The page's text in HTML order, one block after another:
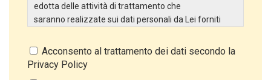
edotta delle attività di trattamento che
saranno realizzate sui dati personali da Lei forniti
particolare:
Titolare del Trattamento
Acconsento al trattamento dei dati secondo la
Privacy Policy